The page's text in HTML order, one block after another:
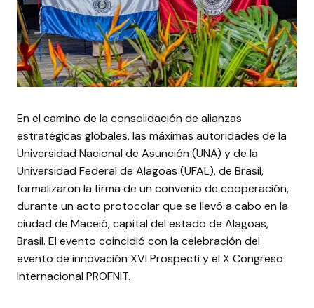
En el camino de la consolidación de alianzas
estratégicas globales, las máximas autoridades de la
Universidad Nacional de Asunción (UNA) y de la
Universidad Federal de Alagoas (UFAL), de Brasil,
formalizaron la firma de un convenio de cooperación,
durante un acto protocolar que se llevó a cabo en la
ciudad de Maceió, capital del estado de Alagoas,
Brasil. El evento coincidió con la celebración del
evento de innovación XVI Prospecti y el X Congreso
Internacional PROFNIT.